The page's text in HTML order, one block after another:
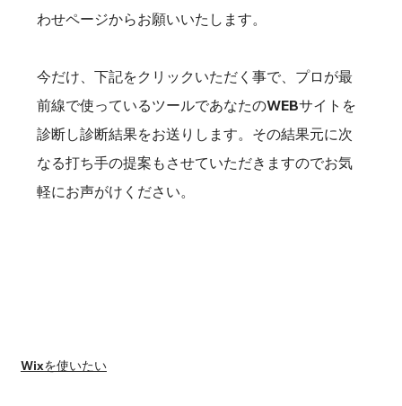
わせページからお願いいたします。
今だけ、下記をクリックいただく事で、プロが最
前線で使っているツールであなたのWEBサイトを
診断し診断結果をお送りします。その結果元に次
なる打ち手の提案もさせていただきますのでお気
軽にお声がけください。
Wixを使いたい